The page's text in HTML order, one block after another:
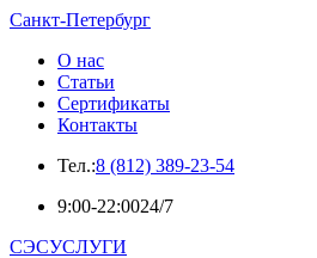
Санкт-Петербург
О нас
Статьи
Сертификаты
Контакты
Тел.:8 (812) 389-23-54
9:00-22:0024/7
СЭСУСЛУГИ